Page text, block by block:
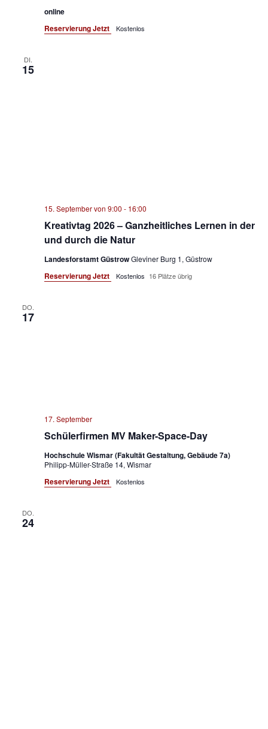
online
Reservierung Jetzt
Kostenlos
DI.
15
Kreativtag 2026 – Ganzheitliches Lernen in der
und durch die Natur
15. September von 9:00 - 16:00
Landesforstamt GüstrowGleviner Burg 1, Güstrow
Reservierung Jetzt Kostenlos 16 Plätze übrig
DO.
17
Schülerfirmen MV Maker-Space-Day
17. September
Hochschule Wismar (Fakultät Gestaltung, Gebäude 7a)
Philipp-Müller-Straße 14, Wismar
Reservierung Jetzt Kostenlos
DO.
24